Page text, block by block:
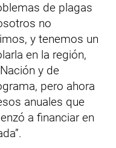
de plagas
no
y tenemos un
en la región,
y de
pero ahora
anuales que
a financiar en